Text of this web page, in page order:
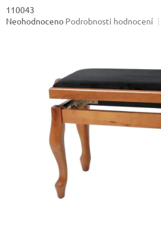
110043
Průměrné
Neohodnoceno Podrobnosti hodnocení